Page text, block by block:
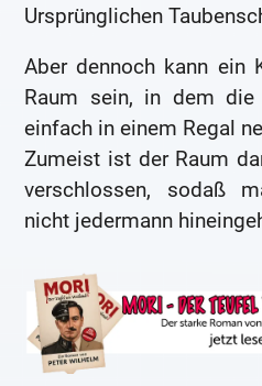
Ursprünglichen
Aber dennoch kann ein
Raum sein, in dem die
einfach in einem Regal
Zumeist ist der Raum
verschlossen, sodaß
nicht jedermann